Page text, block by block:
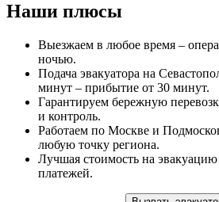
Наши плюсы
Выезжаем в любое время –
ночью.
Подача эвакуатора на
минут – прибытие от 30 минут.
Гарантируем бережную
и контроль.
Работаем по Москве и
любую точку региона.
Лучшая стоимость на
платежей.